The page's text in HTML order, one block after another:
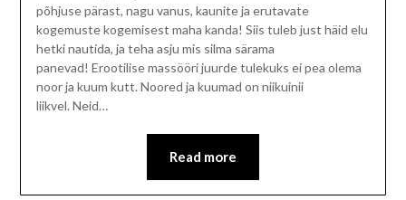
põhjuse pärast, nagu vanus, kaunite ja erutavate
kogemuste kogemisest maha kanda! Siis tuleb just häid elu
hetki nautida, ja teha asju mis silma särama
panevad! Erootilise massööri juurde tulekuks ei pea olema
noor ja kuum kutt. Noored ja kuumad on niikuinii
liikvel. Neid…
Read more